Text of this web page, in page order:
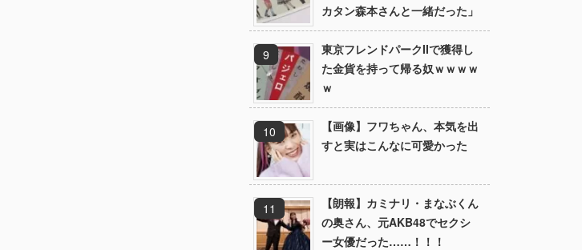
カタン森本さんと一緒だった」
東京フレンドパークIIで獲得し
た金貨を持って帰る奴ｗｗｗｗ
ｗ
【画像】フワちゃん、本気を出
すと実はこんなに可愛かった
【朗報】カミナリ・まなぶくん
の奥さん、元AKB48でセクシ
ー女優だった……！！！